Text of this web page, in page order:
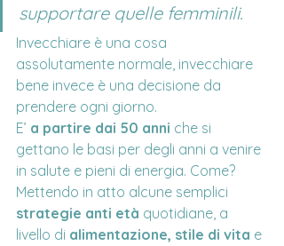
supportare quelle femminili.
Invecchiare è una cosa
assolutamente normale, invecchiare
bene invece è una decisione da
prendere ogni giorno.
E’ a partire dai 50 anni che si
gettano le basi per degli anni a venire
in salute e pieni di energia. Come?
Mettendo in atto alcune semplici
strategie anti età quotidiane, a
livello di alimentazione, stile di vita e